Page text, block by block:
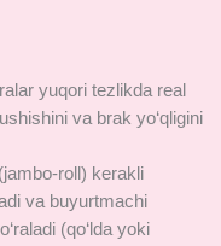
yuqori tezlikda real
va brak yo‘qligini
roll) kerakli
va buyurtmachi
(qo‘lda yoki